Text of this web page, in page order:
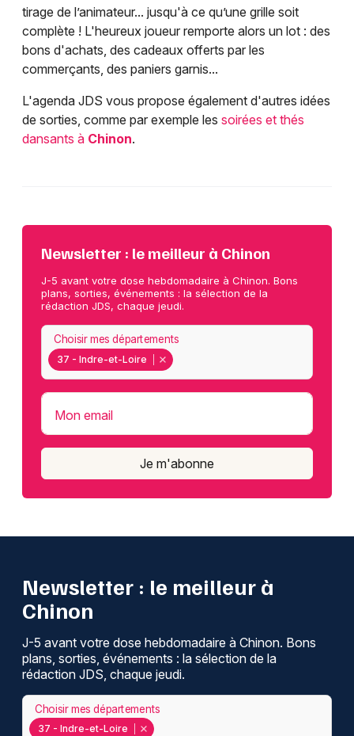
tirage de l’animateur... jusqu'à ce qu’une grille soit
complète ! L'heureux joueur remporte alors un lot : des
bons d'achats, des cadeaux offerts par les
commerçants, des paniers garnis...
L'agenda JDS vous propose également d'autres idées
de sorties, comme par exemple les soirées et thés
dansants à Chinon.
Newsletter : le meilleur à Chinon
J-5 avant votre dose hebdomadaire à Chinon. Bons
plans, sorties, événements : la sélection de la
rédaction JDS, chaque jeudi.
37 - Indre-et-Loire
Choisir mes départements
Mon email
Je m'abonne
Newsletter : le meilleur à
Chinon
J-5 avant votre dose hebdomadaire à Chinon. Bons
plans, sorties, événements : la sélection de la
rédaction JDS, chaque jeudi.
37 - Indre-et-Loire
Choisir mes départements